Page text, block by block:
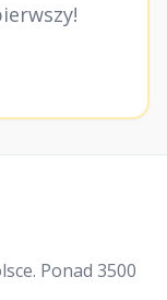
Ponad 3500